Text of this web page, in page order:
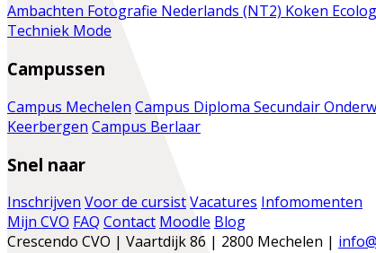
Ambachten Fotografie Nederlands (NT2) Koken
Techniek Mode
Campussen
Campus Mechelen Campus Diploma Secundair
Keerbergen Campus Berlaar
Snel naar
Inschrijven Voor de cursistVacatures Infomomenten
Mijn CVO FAQ Contact Moodle Blog
Crescendo CVO | Vaartdijk 86 | 2800 Mechelen |